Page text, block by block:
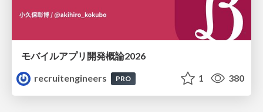
モバイルアプリ開発概論2026
recruitengineers
PRO 1 380